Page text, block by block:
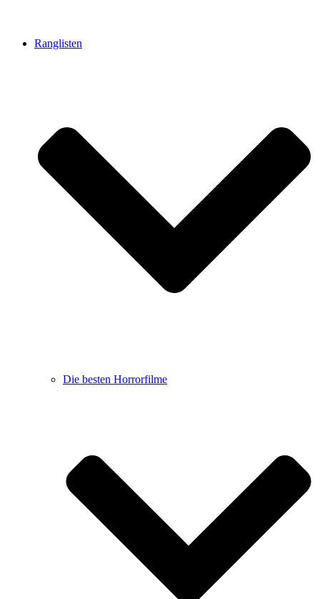
Ranglisten
Die besten Horrorfilme